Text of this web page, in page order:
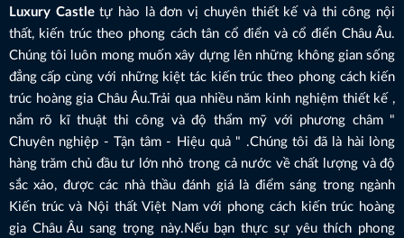
Luxury Castletự hào là đơn vị chuyên thiết kế và thi công nội
thất, kiến trúc theo phong cách tân cổ điển và cổ điển Châu Âu.
Chúng tôi luôn mong muốn xây dựng lên những không gian sống
đẳng cấp cùng với những kiệt tác kiến trúc theo phong cách kiến
trúc hoàng gia Châu Âu.Trải qua nhiều năm kinh nghiệm thiết kế ,
nắm rõ kĩ thuật thi công và độ thẩm mỹ với phương châm "
Chuyên nghiệp - Tận tâm - Hiệu quả " .Chúng tôi đã là hài lòng
hàng trăm chủ đầu tư lớn nhỏ trong cả nước về chất lượng và độ
sắc xảo, được các nhà thầu đánh giá là điểm sáng trong ngành
Kiến trúc và Nội thất Việt Nam với phong cách kiến trúc hoàng
gia Châu Âu sang trọng này.Nếu bạn thực sự yêu thích phong